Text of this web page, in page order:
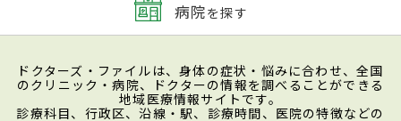
病院を探す
ドクターズ・ファイルは、身体の症状・悩みに合わせ、全国
のクリニック・病院、ドクターの情報を調べることができる
地域医療情報サイトです。
診療科目、行政区、沿線・駅、診療時間、医院の特徴などの